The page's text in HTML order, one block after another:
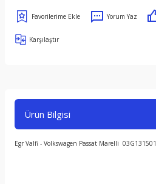
Yorum Yaz
Karşılaştır
Ürün Bilgisi
Egr Valfi - Volkswagen Passat Marelli 03G131501